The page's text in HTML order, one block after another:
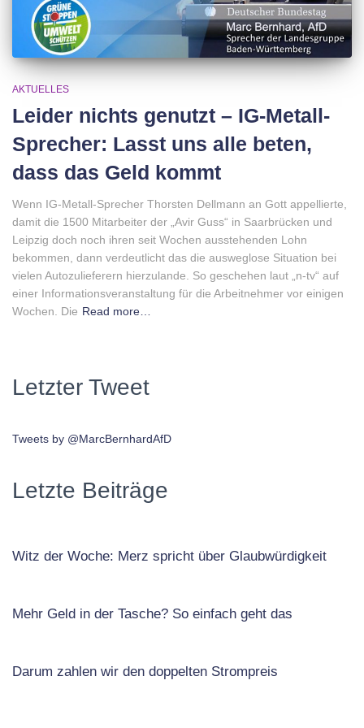
AKTUELLES
Leider nichts genutzt – IG-Metall-
Sprecher: Lasst uns alle beten,
dass das Geld kommt
Wenn IG-Metall-Sprecher Thorsten Dellmann an Gott appellierte,
damit die 1500 Mitarbeiter der „Avir Guss“ in Saarbrücken und
Leipzig doch noch ihren seit Wochen ausstehenden Lohn
bekommen, dann verdeutlicht das die ausweglose Situation bei
vielen Autozulieferern hierzulande. So geschehen laut „n-tv“ auf
einer Informationsveranstaltung für die Arbeitnehmer vor einigen
Wochen. Die Read more…
Letzter Tweet
Tweets by @MarcBernhardAfD
Letzte Beiträge
Witz der Woche: Merz spricht über Glaubwürdigkeit
Mehr Geld in der Tasche? So einfach geht das
Darum zahlen wir den doppelten Strompreis